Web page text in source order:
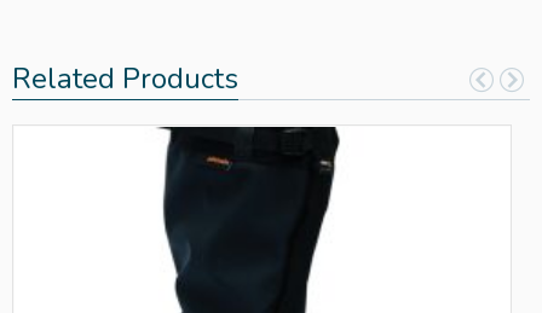
Related Products